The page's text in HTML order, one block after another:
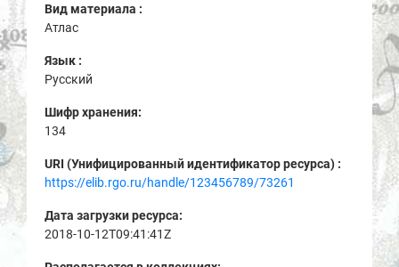
Вид материала :
Атлас
Язык :
Русский
Шифр хранения:
134
URI (Унифицированный идентификатор ресурса) :
https://elib.rgo.ru/handle/123456789/73261
Дата загрузки ресурса:
2018-10-12T09:41:41Z